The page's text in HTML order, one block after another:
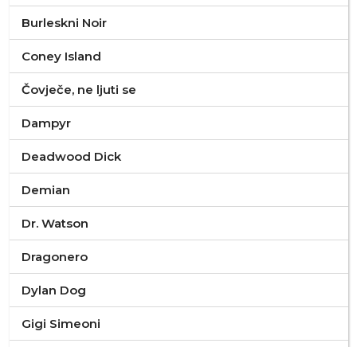
Burleskni Noir
Coney Island
Čovječe, ne ljuti se
Dampyr
Deadwood Dick
Demian
Dr. Watson
Dragonero
Dylan Dog
Gigi Simeoni